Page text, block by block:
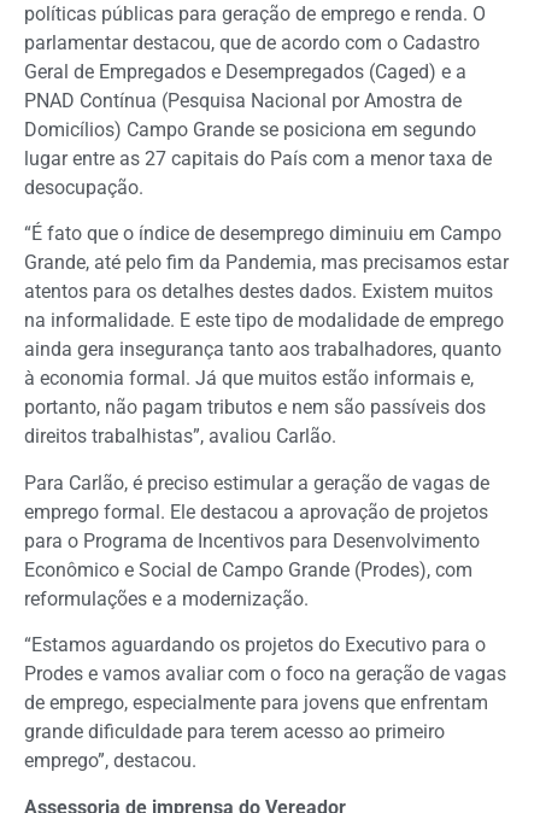
políticas públicas para geração de emprego e renda. O
parlamentar destacou, que de acordo com o Cadastro
Geral de Empregados e Desempregados (Caged) e a
PNAD Contínua (Pesquisa Nacional por Amostra de
Domicílios) Campo Grande se posiciona em segundo
lugar entre as 27 capitais do País com a menor taxa de
desocupação.
“É fato que o índice de desemprego diminuiu em Campo
Grande, até pelo fim da Pandemia, mas precisamos estar
atentos para os detalhes destes dados. Existem muitos
na informalidade. E este tipo de modalidade de emprego
ainda gera insegurança tanto aos trabalhadores, quanto
à economia formal. Já que muitos estão informais e,
portanto, não pagam tributos e nem são passíveis dos
direitos trabalhistas”, avaliou Carlão.
Para Carlão, é preciso estimular a geração de vagas de
emprego formal. Ele destacou a aprovação de projetos
para o Programa de Incentivos para Desenvolvimento
Econômico e Social de Campo Grande (Prodes), com
reformulações e a modernização.
“Estamos aguardando os projetos do Executivo para o
Prodes e vamos avaliar com o foco na geração de vagas
de emprego, especialmente para jovens que enfrentam
grande dificuldade para terem acesso ao primeiro
emprego”, destacou.
Assessoria de imprensa do Vereador